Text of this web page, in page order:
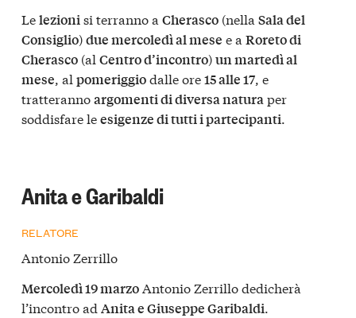
Lelezionisi terranno a Cherasco (nella Sala del
Consiglio)due mercoledì al mese e a Roreto di
Cherasco (al Centro d’incontro)un martedì al
mese, al pomeriggiodalle ore15 alle 17, e
tratterannoargomenti di diversa naturaper
soddisfare leesigenze di tutti i partecipanti.
Anita e Garibaldi
RELATORE
Antonio Zerrillo
Mercoledì 19 marzo Antonio Zerrillo dedicherà
l’incontro ad Anita e Giuseppe Garibaldi